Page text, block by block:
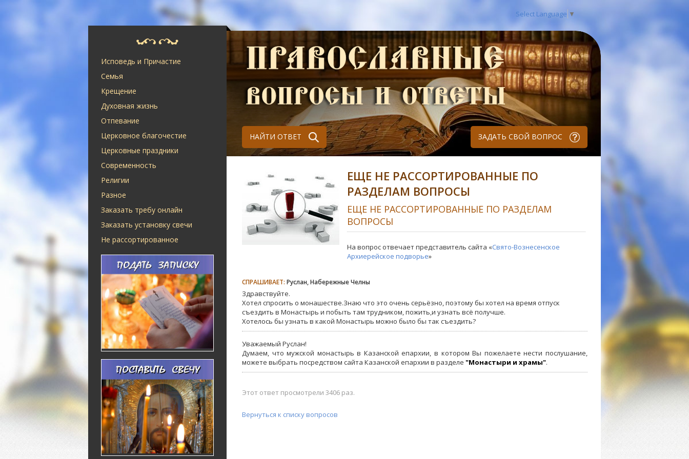
Select Language ▼
Исповедь и Причастие
Семья
Крещение
Духовная жизнь
Отпевание
Церковное благочестие
Церковные праздники
Современность
Религии
Разное
Заказать требу онлайн
Заказать установку свечи
Не рассортированное
НАЙТИ ОТВЕТ ЗАДАТЬ СВОЙ ВОПРОС
ЕЩЕ НЕ РАССОРТИРОВАННЫЕ ПО
РАЗДЕЛАМ ВОПРОСЫ
ЕЩЕ НЕ РАССОРТИРОВАННЫЕ ПО РАЗДЕЛАМ
ВОПРОСЫ
На вопрос отвечает представитель сайта «Свято-Вознесенское
Архиерейское подворье»
СПРАШИВАЕТ: Руслан, Набережные Челны
Здравствуйте.
Хотел спросить о монашестве.Знаю что это очень серьёзно, поэтому бы хотел на время отпуск
съездить в Монастырь и побыть там трудником, пожить,и узнать всё получше.
Хотелось бы узнать в какой Монастырь можно было бы так съездить?
Уважаемый Руслан!
Думаем, что мужской монастырь в Казанской епархии, в котором Вы пожелаете нести послушание,
можете выбрать посредством сайта Казанской епархии в разделе "Монастыри и храмы".
Этот ответ просмотрели 3406 раз.
Вернуться к списку вопросов